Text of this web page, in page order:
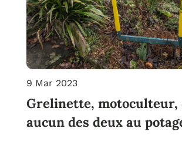
Grelinette, motoculteur,
aucun des deux au
9 Mar 2023